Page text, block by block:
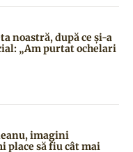
noastră, după ce și-a
„Am purtat ochelari
imagini
place să fiu cât mai